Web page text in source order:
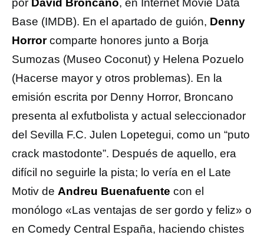
por David Broncano, en Internet Movie Data
Base (IMDB). En el apartado de guión, Denny
Horrorcomparte honores junto a Borja
Sumozas (Museo Coconut) y Helena Pozuelo
(Hacerse mayor y otros problemas). En la
emisión escrita por Denny Horror, Broncano
presenta al exfutbolista y actual seleccionador
del Sevilla F.C. Julen Lopetegui, como un “puto
crack mastodonte”. Después de aquello, era
difícil no seguirle la pista; lo vería en el Late
Motiv de Andreu Buenafuente con el
monólogo «Las ventajas de ser gordo y feliz» o
en Comedy Central España, haciendo chistes